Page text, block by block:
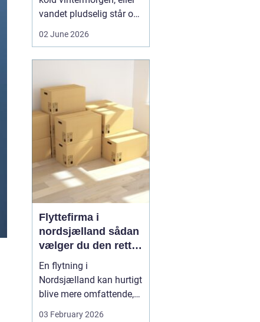
vandet pludselig står op
installatører en central
rolle i hverdagen, selv
om vi sjældent tænker
over det. Gennemgang
af varmea...
02 June 2026
Flyttefirma i
nordsjælland sådan
vælger du den rette
partner til din
flytning
En flytning i
Nordsjælland kan hurtigt
blive mere omfattende,
end man først tror. Der er
03 February 2026